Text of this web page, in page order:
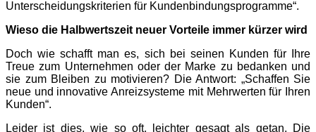
Unterscheidungskriterien für Kundenbindungsprogramme“.
Wieso die Halbwertszeit neuer Vorteile immer kürzer wird
Doch wie schafft man es, sich bei seinen Kunden für Ihre
Treue zum Unternehmen oder der Marke zu bedanken und
sie zum Bleiben zu motivieren? Die Antwort: „Schaffen Sie
neue und innovative Anreizsysteme mit Mehrwerten für Ihren
Kunden“.
Leider ist dies, wie so oft, leichter gesagt als getan. Die